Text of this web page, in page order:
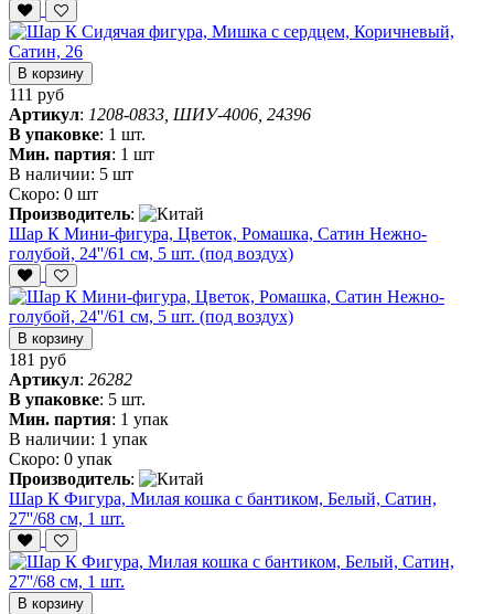
В корзину
111 руб
Артикул: 1208-0833, ШИУ-4006, 24396
В упаковке: 1 шт.
Мин. партия: 1 шт
В наличии: 5 шт
Скоро: 0 шт
Производитель:
Шар К Мини-фигура, Цветок, Ромашка, Сатин Нежно-
голубой, 24''/61 см, 5 шт. (под воздух)
В корзину
181 руб
Артикул: 26282
В упаковке: 5 шт.
Мин. партия: 1 упак
В наличии: 1 упак
Скоро: 0 упак
Производитель:
Шар К Фигура, Милая кошка с бантиком, Белый, Сатин,
27''/68 см, 1 шт.
В корзину